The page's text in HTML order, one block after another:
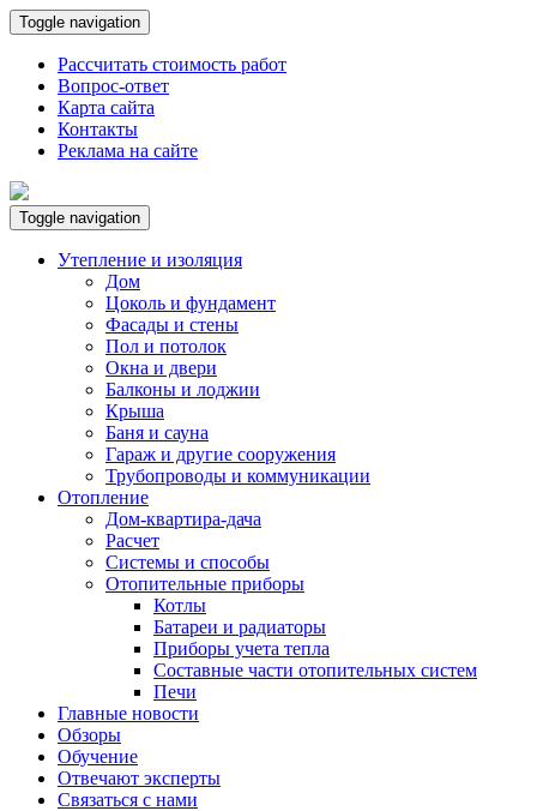
Toggle navigation
Рассчитать стоимость работ
Вопрос-ответ
Карта сайта
Контакты
Реклама на сайте
Toggle navigation
Утепление и изоляция
Дом
Цоколь и фундамент
Фасады и стены
Пол и потолок
Окна и двери
Балконы и лоджии
Крыша
Баня и сауна
Гараж и другие сооружения
Трубопроводы и коммуникации
Отопление
Дом-квартира-дача
Расчет
Системы и способы
Отопительные приборы
Котлы
Батареи и радиаторы
Приборы учета тепла
Составные части отопительных систем
Печи
Главные новости
Обзоры
Обучение
Отвечают эксперты
Связаться с нами